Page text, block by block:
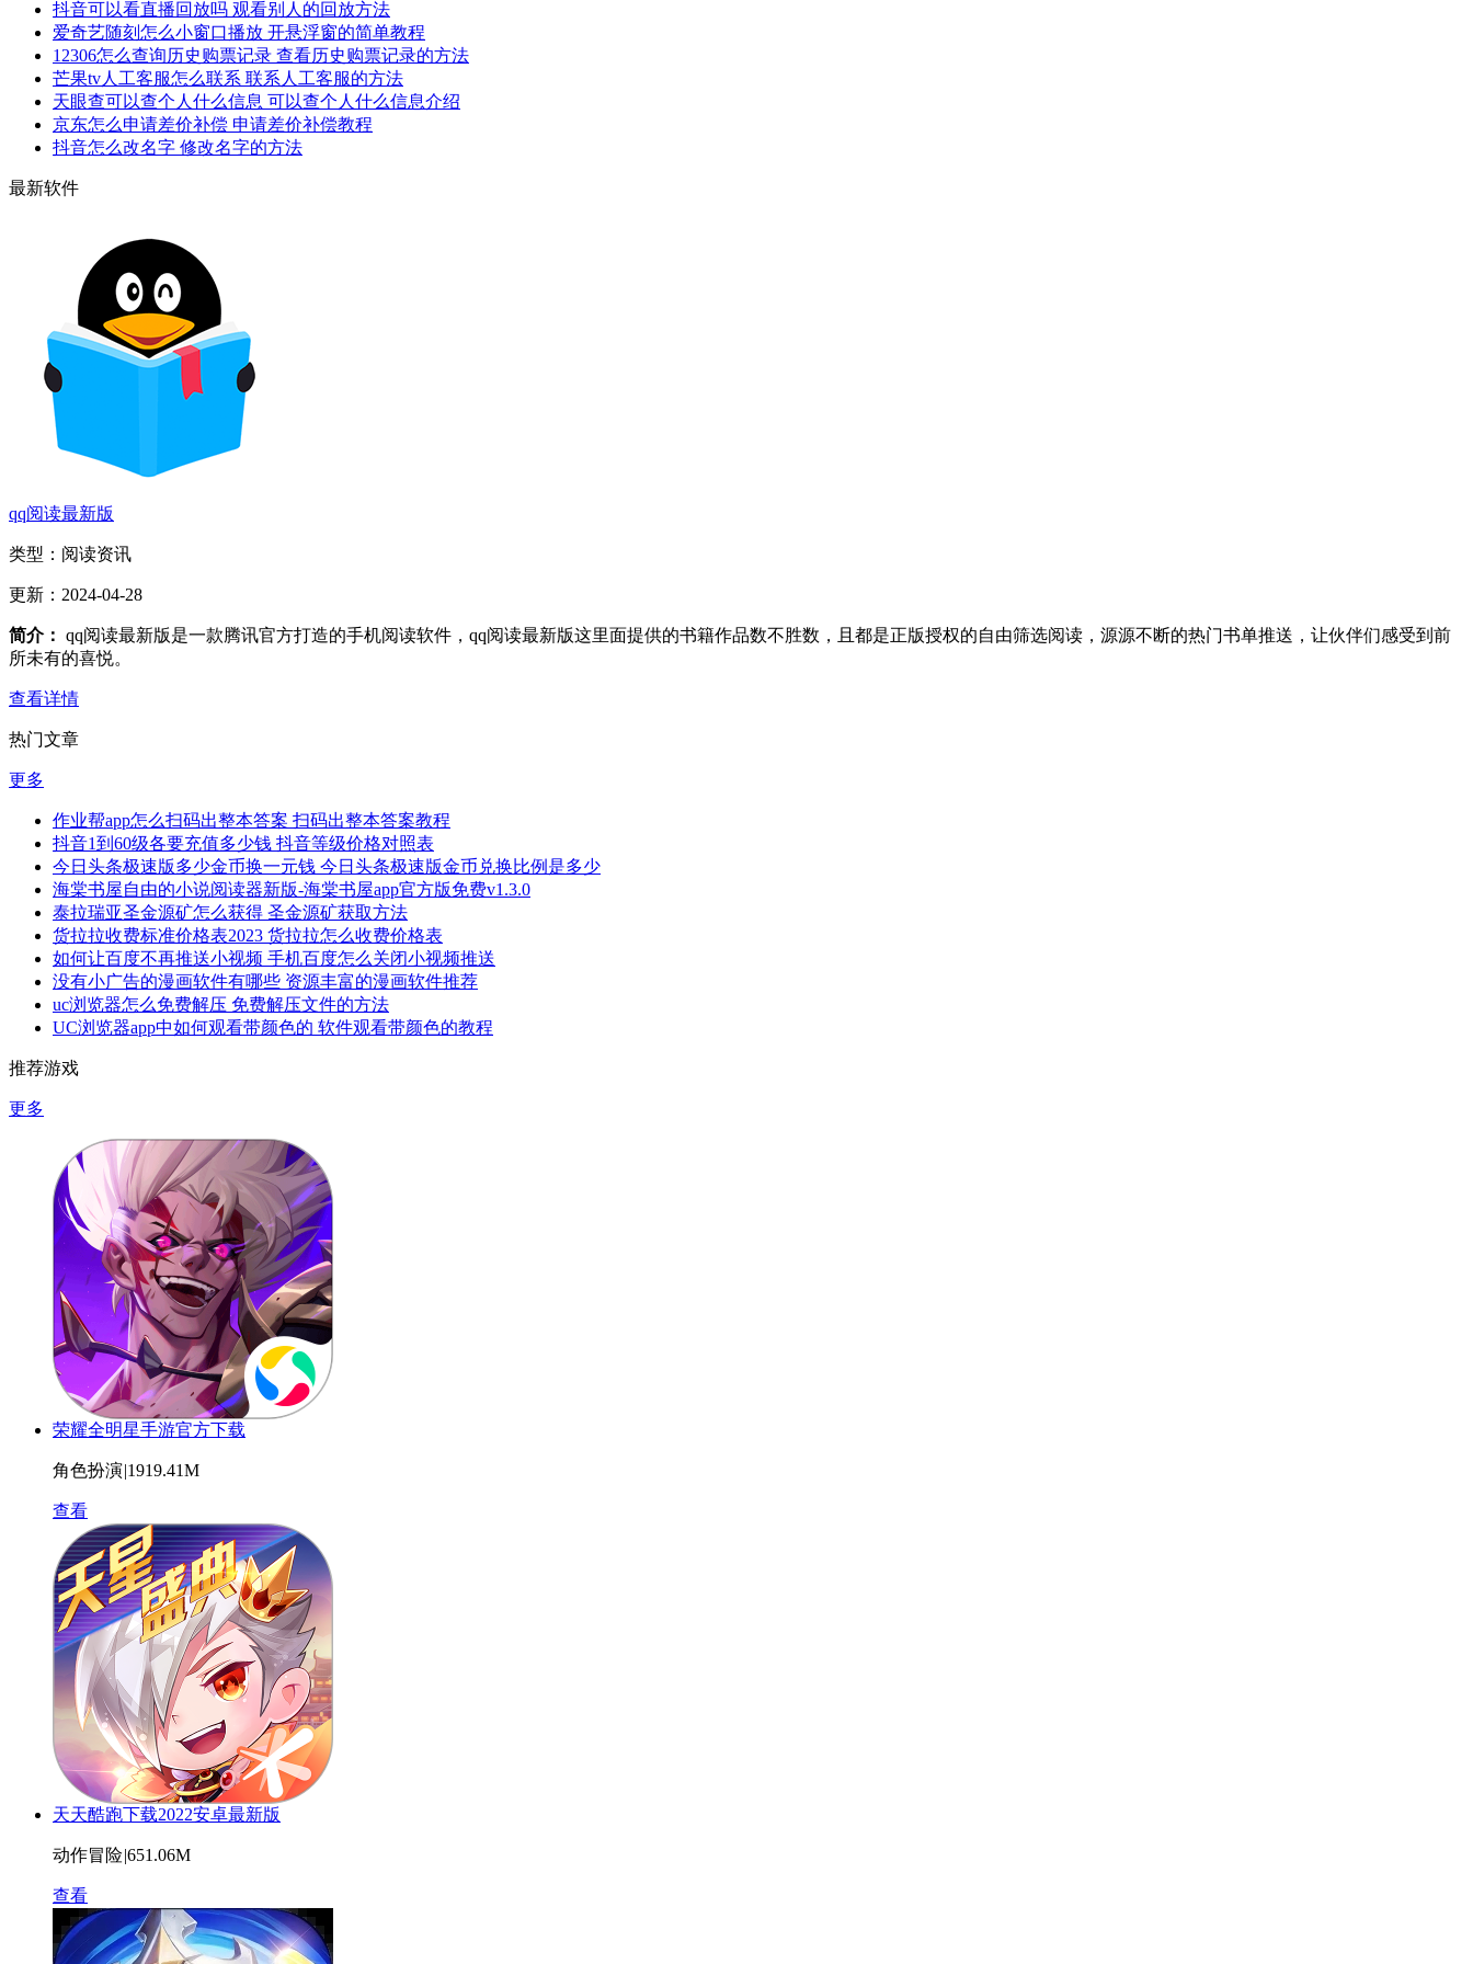
抖音可以看直播回放吗 观看别人的回放方法
爱奇艺随刻怎么小窗口播放 开悬浮窗的简单教程
12306怎么查询历史购票记录 查看历史购票记录的方法
芒果tv人工客服怎么联系 联系人工客服的方法
天眼查可以查个人什么信息 可以查个人什么信息介绍
京东怎么申请差价补偿 申请差价补偿教程
抖音怎么改名字 修改名字的方法
最新软件
qq阅读最新版
类型： 阅读资讯
更新： 2024-04-28
简介： qq阅读最新版是一款腾讯官方打造的手机阅读软件，qq阅读最新版这里面提供的书籍作品数不胜数，且都是正版授权的自由筛选阅读，源源不断的热门书单推送，让伙伴们感受到前
所未有的喜悦。
查看详情
热门文章
更多
作业帮app怎么扫码出整本答案 扫码出整本答案教程
抖音1到60级各要充值多少钱 抖音等级价格对照表
今日头条极速版多少金币换一元钱 今日头条极速版金币兑换比例是多少
海棠书屋自由的小说阅读器新版-海棠书屋app官方版免费v1.3.0
泰拉瑞亚圣金源矿怎么获得 圣金源矿获取方法
货拉拉收费标准价格表2023 货拉拉怎么收费价格表
如何让百度不再推送小视频 手机百度怎么关闭小视频推送
没有小广告的漫画软件有哪些 资源丰富的漫画软件推荐
uc浏览器怎么免费解压 免费解压文件的方法
UC浏览器app中如何观看带颜色的 软件观看带颜色的教程
推荐游戏
更多
荣耀全明星手游官方下载
角色扮演|1919.41M
查看
天天酷跑下载2022安卓最新版
动作冒险|651.06M
查看